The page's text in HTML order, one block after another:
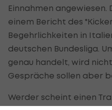
Einnahmen
einem Bericht des
Begehrlichkeiten in
deutschen Bundesliga.
genau handelt, wird
Gespräche sollen aber
Werder scheint einen